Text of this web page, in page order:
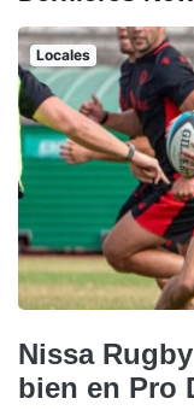
Locales
Nissa
bien en Pro